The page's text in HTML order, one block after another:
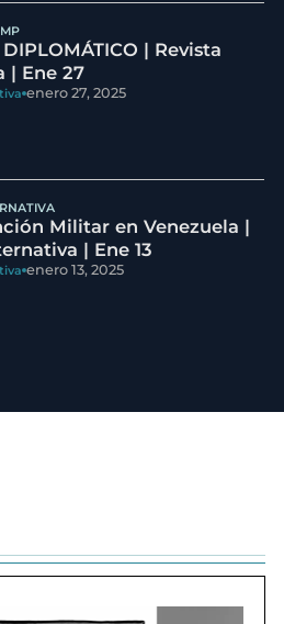
DIPLOMÁTICO | Revista
| Ene 27
enero 27, 2025
Militar en Venezuela |
| Ene 13
enero 13, 2025